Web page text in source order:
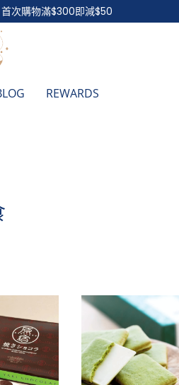
次購物滿$300即減$50
REWARDS